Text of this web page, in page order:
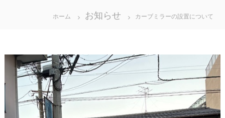
会
南
の
ホ
ー
ム
ー
ホーム お知らせ カーブミラーの設置について